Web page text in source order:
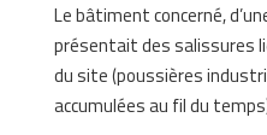
Le bâtiment concerné,
présentait des salissures
du site (poussières
accumulées au fil du